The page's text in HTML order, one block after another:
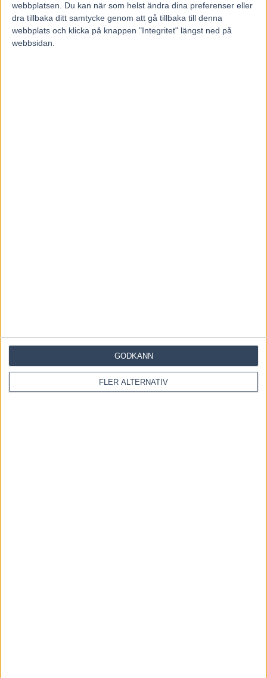
webbplatsen. Du kan när som helst ändra dina preferenser eller
dra tillbaka ditt samtycke genom att gå tillbaka till denna
webbplats och klicka på knappen "Integritet" längst ned på
webbsidan.
FLER ALTERNATIV
GODKÄNN
KOMMENTERA ARTIKELN
Lär dig om hur din kommentarsdata bearbetas.